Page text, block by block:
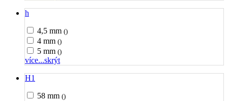
h
4,5 mm ()
4 mm ()
5 mm ()
více...skrýt
H1
58 mm ()